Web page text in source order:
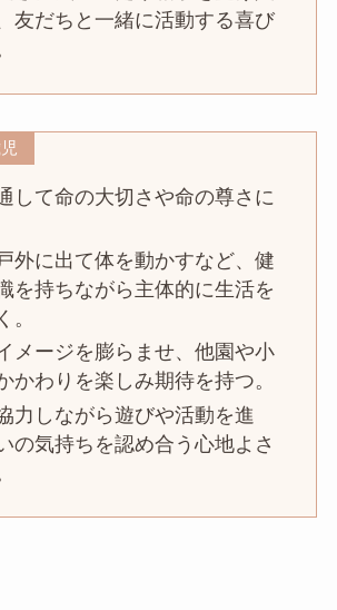
友だちと一緒に活動する喜び
して命の大切さや命の尊さに
外に出て体を動かすなど、健
を持ちながら主体的に生活を
。
メージを膨らませ、他園や小
かわりを楽しみ期待を持つ。
力しながら遊びや活動を進
の気持ちを認め合う心地よさ